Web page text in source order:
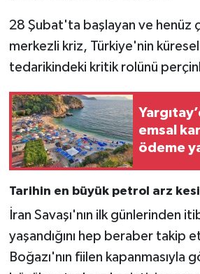
28 Şubat'ta başlayan ve henüz
merkezli kriz, Türkiye'nin
tedarikindeki kritik rolünü
emsal
ödeme
Tarihin en büyük petrol arz
İran Savaşı'nın ilk günlerinden
yaşandığını hep beraber takip
Boğazı'nın fiilen kapanmasıyla